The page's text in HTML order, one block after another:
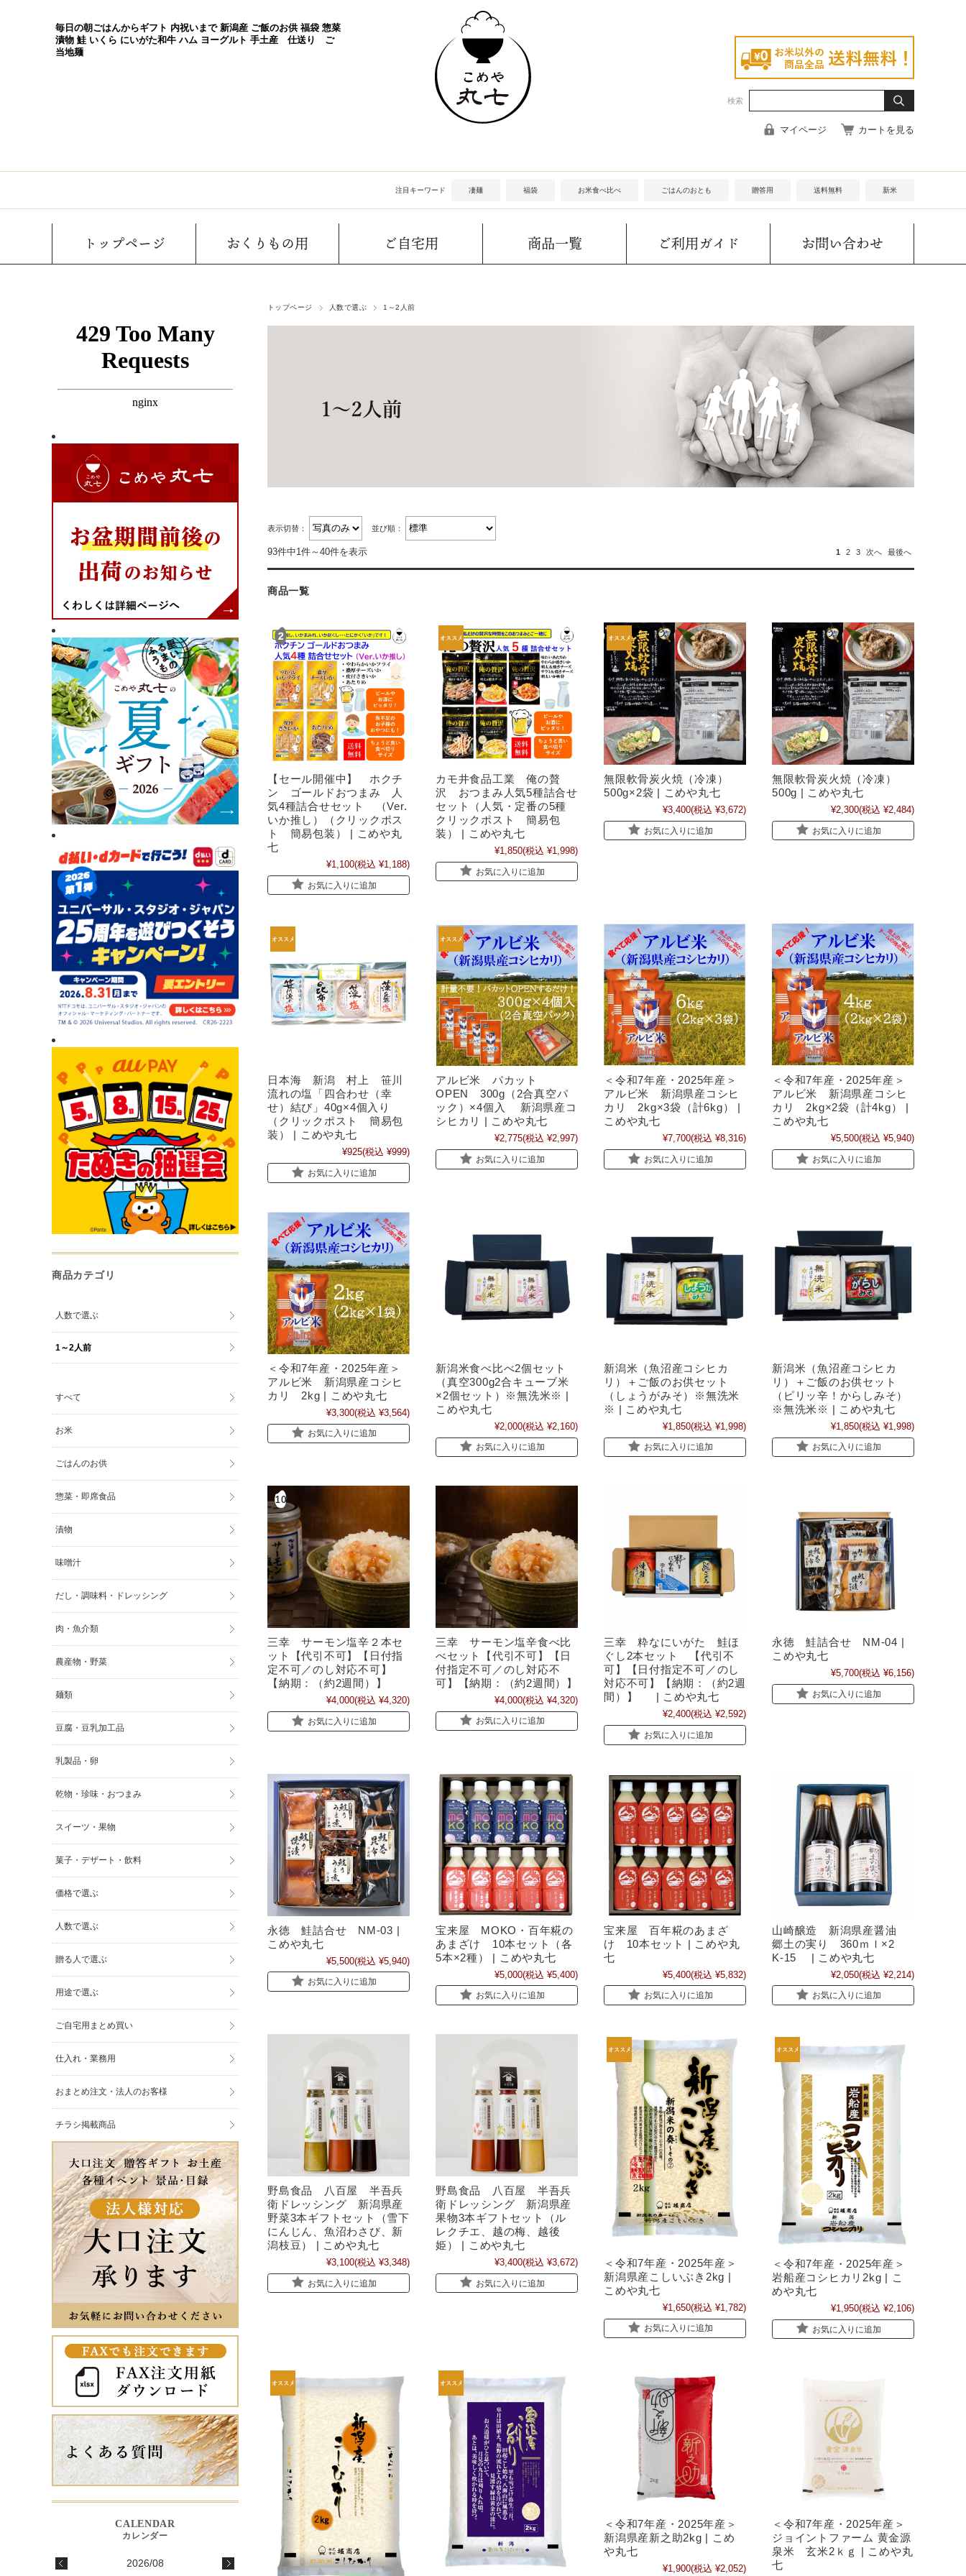
毎日の朝ごはんからギフト 内祝いまで 新潟産 ご飯のお供 福袋 惣菜
漬物 鮭 いくら にいがた和牛 ハム ヨーグルト 手土産 仕送り ご
当地麺
検索
マイページ カートを見る
注目キーワード 凄麺 福袋 お米食べ比べ ごはんのおとも 贈答用 送料無料 新米
トップページ おくりもの用 ご自宅用 商品一覧 ご利用ガイド お問い合わせ
トップページ 人数で選ぶ 1～2人前
表示切替： 並び順：
93件中1件～40件を表示 1 2 3 次へ 最後へ
商品一覧
【セール開催中】 ホクチ
ン ゴールドおつまみ 人
気4種詰合せセット （Ver.
いか推し）（クリックポス
ト 簡易包装） | こめや丸
七
¥1,100(税込 ¥1,188)
お気に入りに追加
カモ井食品工業 俺の贅
沢 おつまみ人気5種詰合せ
セット（人気・定番の5種
クリックポスト 簡易包
装） | こめや丸七
¥1,850(税込 ¥1,998)
お気に入りに追加
無限軟骨炭火焼（冷凍）
500g×2袋 | こめや丸七
¥3,400(税込 ¥3,672)
お気に入りに追加
無限軟骨炭火焼（冷凍）
500g | こめや丸七
¥2,300(税込 ¥2,484)
お気に入りに追加
日本海 新潟 村上 笹川
流れの塩「四合わせ（幸
せ）結び」40g×4個入り
（クリックポスト 簡易包
装） | こめや丸七
¥925(税込 ¥999)
お気に入りに追加
アルビ米 パカット
OPEN 300g（2合真空パ
ック）×4個入 新潟県産コ
シヒカリ | こめや丸七
¥2,775(税込 ¥2,997)
お気に入りに追加
＜令和7年産・2025年産＞
アルビ米 新潟県産コシヒ
カリ 2kg×3袋（計6kg） |
こめや丸七
¥7,700(税込 ¥8,316)
お気に入りに追加
＜令和7年産・2025年産＞
アルビ米 新潟県産コシヒ
カリ 2kg×2袋（計4kg） |
こめや丸七
¥5,500(税込 ¥5,940)
お気に入りに追加
＜令和7年産・2025年産＞
アルビ米 新潟県産コシヒ
カリ 2kg | こめや丸七
¥3,300(税込 ¥3,564)
お気に入りに追加
新潟米食べ比べ2個セット
（真空300g2合キューブ米
×2個セット）※無洗米※ |
こめや丸七
¥2,000(税込 ¥2,160)
お気に入りに追加
新潟米（魚沼産コシヒカ
リ）＋ご飯のお供セット
（しょうがみそ）※無洗米
※ | こめや丸七
¥1,850(税込 ¥1,998)
お気に入りに追加
新潟米（魚沼産コシヒカ
リ）＋ご飯のお供セット
（ピリッ辛！からしみそ）
※無洗米※ | こめや丸七
¥1,850(税込 ¥1,998)
お気に入りに追加
三幸 サーモン塩辛２本セ
ット【代引不可】【日付指
定不可／のし対応不可】
【納期：（約2週間）】
¥4,000(税込 ¥4,320)
お気に入りに追加
三幸 サーモン塩辛食べ比
べセット【代引不可】【日
付指定不可／のし対応不
可】【納期：（約2週間）】
¥4,000(税込 ¥4,320)
お気に入りに追加
三幸 粋なにいがた 鮭ほ
ぐし2本セット 【代引不
可】【日付指定不可／のし
対応不可】【納期：（約2週
間）】 | こめや丸七
¥2,400(税込 ¥2,592)
お気に入りに追加
永徳 鮭詰合せ NM-04 |
こめや丸七
¥5,700(税込 ¥6,156)
お気に入りに追加
永徳 鮭詰合せ NM-03 |
こめや丸七
¥5,500(税込 ¥5,940)
お気に入りに追加
宝来屋 MOKO・百年糀の
あまざけ 10本セット（各
5本×2種） | こめや丸七
¥5,000(税込 ¥5,400)
お気に入りに追加
宝来屋 百年糀のあまざ
け 10本セット | こめや丸
七
¥5,400(税込 ¥5,832)
お気に入りに追加
山崎醸造 新潟県産醤油
郷土の実り 360ｍｌ×2
K-15 | こめや丸七
¥2,050(税込 ¥2,214)
お気に入りに追加
野島食品 八百屋 半吾兵
衛ドレッシング 新潟県産
野菜3本ギフトセット（雪下
にんじん、魚沼わさび、新
潟枝豆） | こめや丸七
¥3,100(税込 ¥3,348)
お気に入りに追加
野島食品 八百屋 半吾兵
衛ドレッシング 新潟県産
果物3本ギフトセット（ル
レクチエ、越の梅、越後
姫） | こめや丸七
¥3,400(税込 ¥3,672)
お気に入りに追加
＜令和7年産・2025年産＞
新潟県産こしいぶき2kg |
こめや丸七
¥1,650(税込 ¥1,782)
お気に入りに追加
＜令和7年産・2025年産＞
岩船産コシヒカリ2kg | こ
めや丸七
¥1,950(税込 ¥2,106)
お気に入りに追加
＜令和7年産・2025年産＞
新潟県産新之助2kg | こめ
や丸七
¥1,900(税込 ¥2,052)
＜令和7年産・2025年産＞
ジョイントファーム 黄金源
泉米 玄米2ｋｇ | こめや丸
七
商品カテゴリ
人数で選ぶ
1～2人前
すべて
お米
ごはんのお供
惣菜・即席食品
漬物
味噌汁
だし・調味料・ドレッシング
肉・魚介類
農産物・野菜
麺類
豆腐・豆乳加工品
乳製品・卵
乾物・珍味・おつまみ
スイーツ・果物
菓子・デザート・飲料
価格で選ぶ
人数で選ぶ
贈る人で選ぶ
用途で選ぶ
ご自宅用まとめ買い
仕入れ・業務用
おまとめ注文・法人のお客様
チラシ掲載商品
2026/08